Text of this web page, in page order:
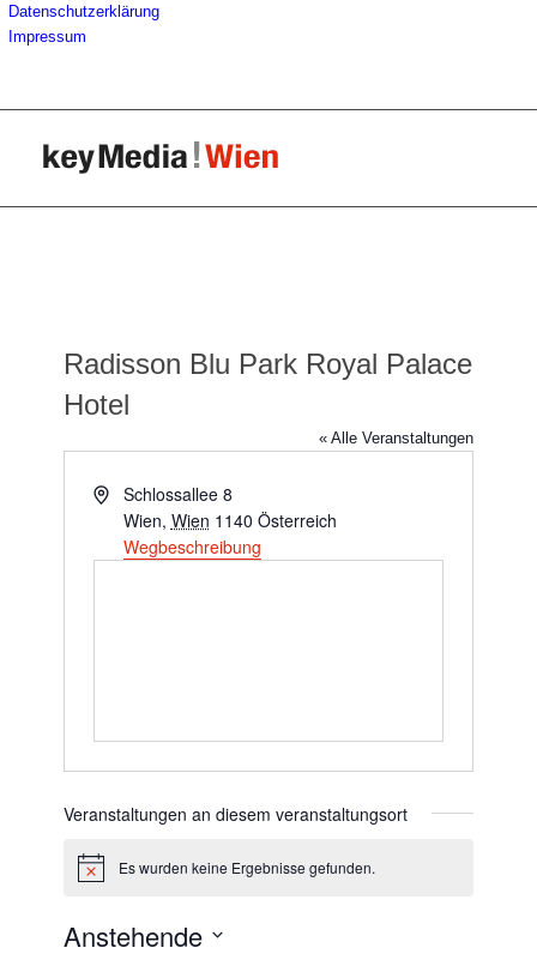
Datenschutzerklärung
Impressum
Radisson Blu Park Royal Palace
Hotel
« Alle Veranstaltungen
AdresseSchlossallee 8
Wien, Wien 1140 Österreich
Wegbeschreibung
Veranstaltungen an diesem veranstaltungsort
HinweisEs wurden keine Ergebnisse gefunden.
Anstehende